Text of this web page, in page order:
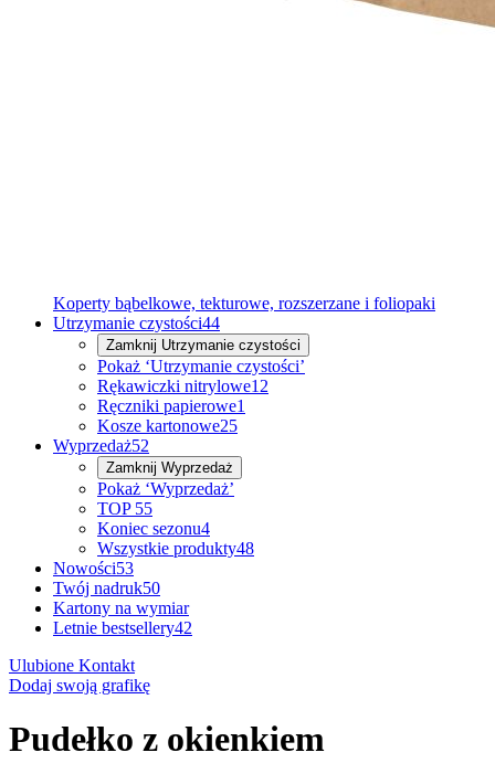
Koperty bąbelkowe, tekturowe, rozszerzane i foliopaki
Utrzymanie czystości44
Zamknij Utrzymanie czystości
Pokaż ‘Utrzymanie czystości’
Rękawiczki nitrylowe12
Ręczniki papierowe1
Kosze kartonowe25
Wyprzedaż52
Zamknij Wyprzedaż
Pokaż ‘Wyprzedaż’
TOP 55
Koniec sezonu4
Wszystkie produkty48
Nowości53
Twój nadruk50
Kartony na wymiar
Letnie bestsellery42
Ulubione Kontakt
Dodaj swoją grafikę
Pudełko z okienkiem